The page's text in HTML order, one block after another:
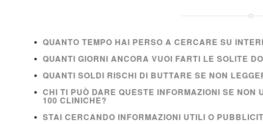
QUANTO TEMPO HAI PERSO A CERCARE SU
QUANTI GIORNI ANCORA VUOI FARTI LE SOLITE
QUANTI SOLDI RISCHI DI BUTTARE SE NON
CHI TI PUÒ DARE QUESTE INFORMAZIONI SE NON
100 CLINICHE?
STAI CERCANDO INFORMAZIONI UTILI O